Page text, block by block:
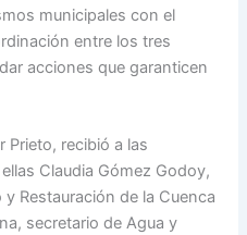
municipales con el
entre los tres
acciones que garanticen
Prieto, recibió a las
Claudia Gómez Godoy,
Restauración de la Cuenca
secretario de Agua y